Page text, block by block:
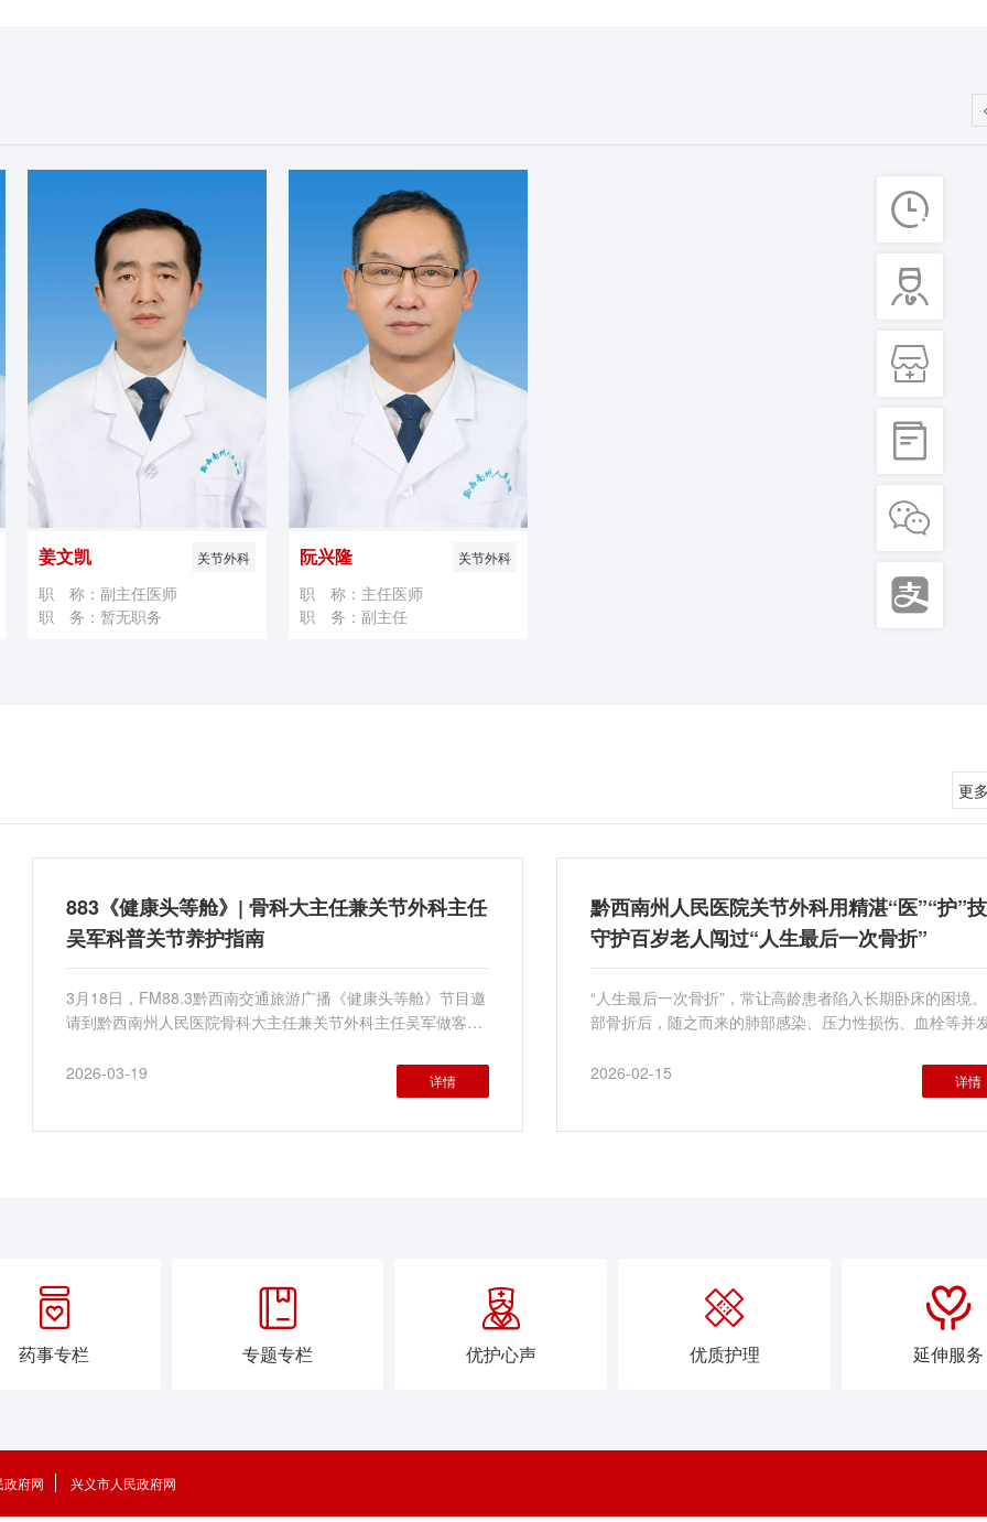
姜文凯 关节外科
职 称：副主任医师
职 务：暂无职务
阮兴隆 关节外科
职 称：主任医师
职 务：副主任
更
883《健康头等舱》| 骨科大主任兼关节外科主任
吴军科普关节养护指南
3月18日，FM88.3黔西南交通旅游广播《健康头等舱》节目邀
请到黔西南州人民医院骨科大主任兼关节外科主任吴军做客直
2026-03-19
详情
黔西南州人民医院关节外科用精湛“医”“护”
守护百岁老人闯过“人生最后一次骨折”
“人生最后一次骨折”，常让高龄患者陷入长期卧床的困境
部骨折后，随之而来的肺部感染、压力性损伤、血栓等并
2026-02-15
详情

药事专栏

专题专栏

优护心声

优质护理

延伸服务
政府网 兴义市人民政府网





